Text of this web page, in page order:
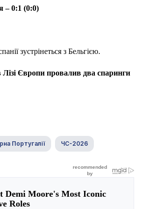
– 0:1 (0:0)
зустрінеться з Бельгією.
Європи провалив два спаринги
Португалії ЧС-2026